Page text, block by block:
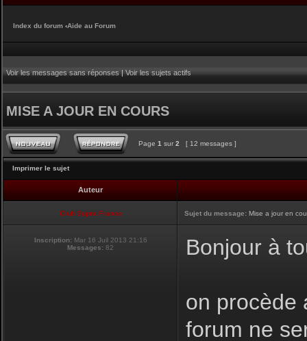
Index du forum ‹Aide au Forum
Voir les messages sans réponses|Voir les sujets actifs
MISE A JOUR EN COURS
Page 1 sur 2 [ 12 messages ]
Imprimer le sujet
Auteur
Club Supra France Sujet du message: Mise a jour en
Inscription: Mar 16 Juil 2013 21:16
Messages: 82 Bonjour à
on procède
forum ne